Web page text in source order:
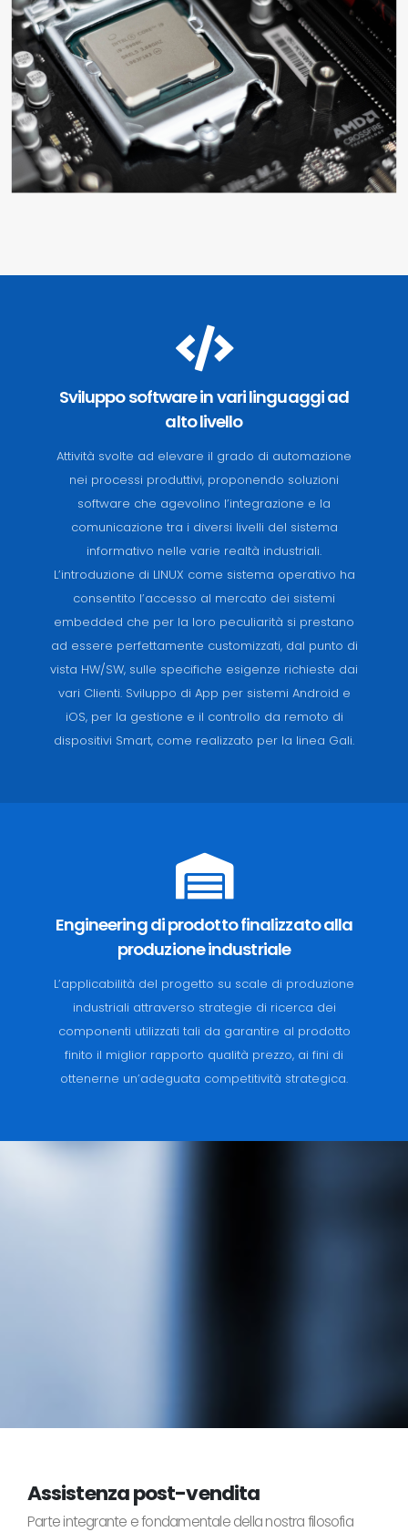
Sviluppo software in vari linguaggi ad
alto livello
Attività svolte ad elevare il grado di automazione
nei processi produttivi, proponendo soluzioni
software che agevolino l’integrazione e la
comunicazione tra i diversi livelli del sistema
informativo nelle varie realtà industriali.
L’introduzione di LINUX come sistema operativo ha
consentito l’accesso al mercato dei sistemi
embedded che per la loro peculiarità si prestano
ad essere perfettamente customizzati, dal punto di
vista HW/SW, sulle specifiche esigenze richieste dai
vari Clienti. Sviluppo di App per sistemi Android e
iOS, per la gestione e il controllo da remoto di
dispositivi Smart, come realizzato per la linea Gali.
Engineering di prodotto finalizzato alla
produzione industriale
L’applicabilità del progetto su scale di produzione
industriali attraverso strategie di ricerca dei
componenti utilizzati tali da garantire al prodotto
finito il miglior rapporto qualità prezzo, ai fini di
ottenerne un’adeguata competitività strategica.
Assistenza post-vendita
Parte integrante e fondamentale della nostra filosofia